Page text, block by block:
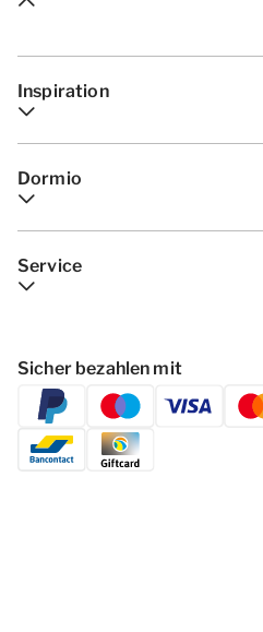
Inspiration
Dormio
Service
Sicher bezahlen mit